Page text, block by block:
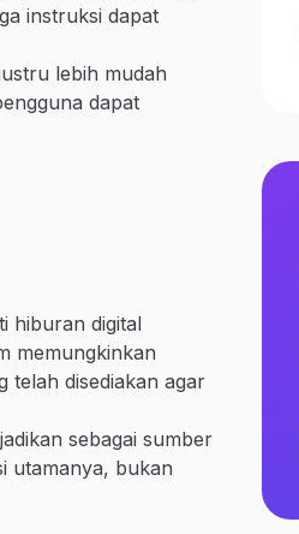
instruksi dapat
lebih mudah
dapat
hiburan digital
memungkinkan
telah disediakan agar
sebagai sumber
utamanya, bukan